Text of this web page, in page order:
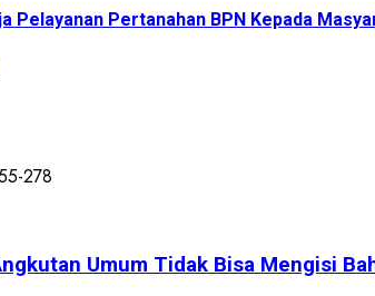
Pelayanan Pertanahan BPN Kepada
Umum Tidak Bisa Mengisi